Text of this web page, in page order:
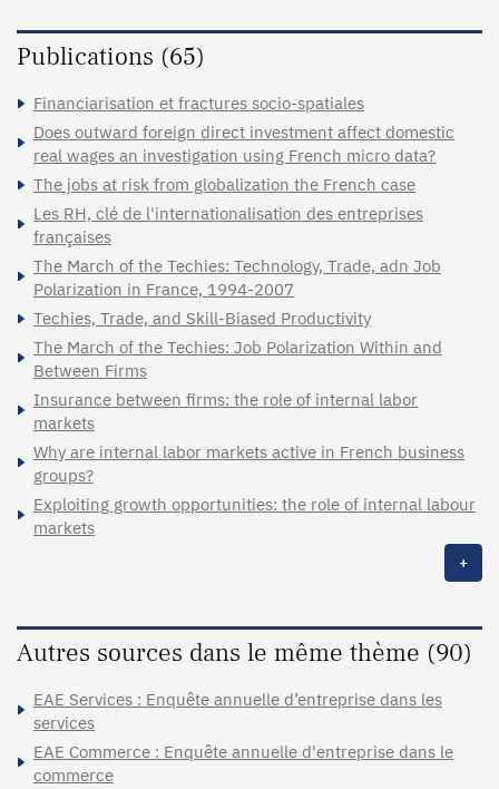
Publications (65)
Financiarisation et fractures socio-spatiales
Does outward foreign direct investment affect domestic
real wages an investigation using French micro data?
The jobs at risk from globalization the French case
Les RH, clé de l'internationalisation des entreprises
françaises
The March of the Techies: Technology, Trade, adn Job
Polarization in France, 1994-2007
Techies, Trade, and Skill-Biased Productivity
The March of the Techies: Job Polarization Within and
Between Firms
Insurance between firms: the role of internal labor
markets
Why are internal labor markets active in French business
groups?
Exploiting growth opportunities: the role of internal labour
markets
+
Autres sources dans le même thème (90)
EAE Services : Enquête annuelle d’entreprise dans les
services
EAE Commerce : Enquête annuelle d'entreprise dans le
commerce